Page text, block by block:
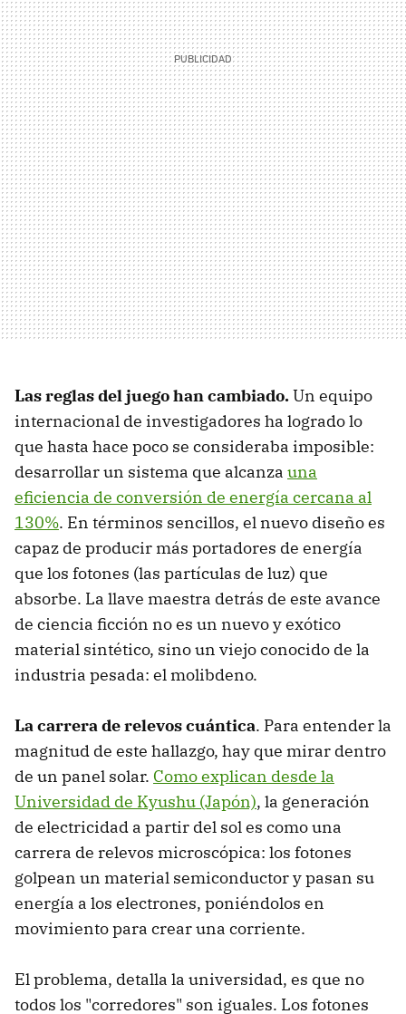
Las reglas del juego han cambiado.Un equipo
internacional de investigadores ha logrado lo
que hasta hace poco se consideraba imposible:
desarrollar un sistema que alcanza una
eficiencia de conversión de energía cercana al
130%. En términos sencillos, el nuevo diseño es
capaz de producir más portadores de energía
que los fotones (las partículas de luz) que
absorbe. La llave maestra detrás de este avance
de ciencia ficción no es un nuevo y exótico
material sintético, sino un viejo conocido de la
industria pesada: el molibdeno.
La carrera de relevos cuántica. Para entender la
magnitud de este hallazgo, hay que mirar dentro
de un panel solar. Como explican desde la
Universidad de Kyushu (Japón), la generación
de electricidad a partir del sol es como una
carrera de relevos microscópica: los fotones
golpean un material semiconductor y pasan su
energía a los electrones, poniéndolos en
movimiento para crear una corriente.
El problema, detalla la universidad, es que no
todos los "corredores" son iguales. Los fotones